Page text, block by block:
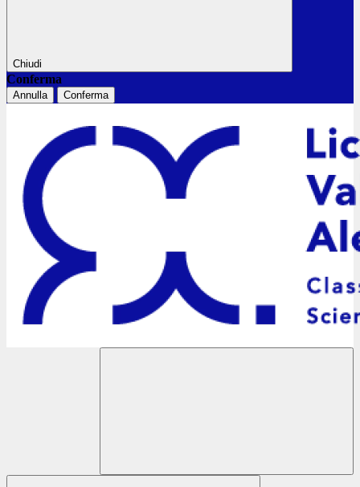
Chiudi
Conferma
Annulla Conferma